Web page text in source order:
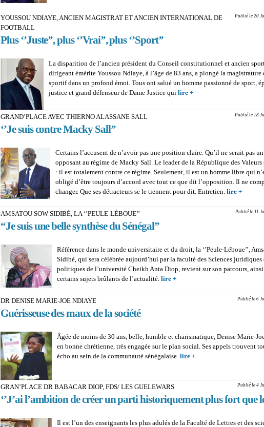
Publié le 20
YOUSSOU NDIAYE, ANCIEN MAGISTRAT ET ANCIEN INTERNATIONAL DE
FOOTBALL
Plus ‘’Juste’’, plus ‘’Vrai’’, plus ‘’Sport’’
La disparition de l’ancien président du Conseil constitutionnel et ancien
dirigeant émérite Youssou Ndiaye, à l’âge de 83 ans, a plongé la magistrature
sportif dans un profond émoi. Tous ont salué un homme passionné de sport,
justice et grand défenseur de Dame Justice qui lire +
INTERNATIONAL DE
Publié le 18
GRAND’PLACE AVEC THIERNO ALASSANE SALL
‘’Je suis contre Macky Sall’’
Certains l’accusent de n’avoir pas une position claire. Qu’il ne serait pas
opposant au régime de Macky Sall. Le leader de la République des Valeurs
: il est totalement contre ce régime. Seulement, il est un homme libre qui
obligé d’être toujours d’accord avec tout ce que dit l’opposition. Il ne
changer. Que ses détracteurs se le tiennent pour dit. Entretien. lire +
AVEC
Publié le 11
AMSATOU SOW SIDIBÉ, LA ‘’PEULE-LÉBOUE’’
“Je suis une belle synthèse du Sénégal”
Référence dans le monde universitaire et du droit, la ‘’Peule-Léboue’’,
Sidibé, qui sera célébrée aujourd’hui par la faculté des Sciences juridiques
politiques de l’université Cheikh Anta Diop, revient sur son parcours,
certains sujets brûlants de l’actualité. lire +
Publié le 6
DR DENISE MARIE-JOE NDIAYE
Guérisseuse des maux de la société
Âgée de moins de 30 ans, belle, humble et charismatique, Denise Marie-
en bonne chrétienne, très engagée sur le plan social. Ses appels trouvent
écho au sein de la communauté sénégalaise. lire +
Publié le 4
GRAN’PLACE DR BABACAR DIOP, FDS/ LES GUELEWARS
‘’J’ai l’ambition de créer un parti historiquement plus fort que le
Il est l’un des enseignants les plus adulés de la Faculté de Lettres et des